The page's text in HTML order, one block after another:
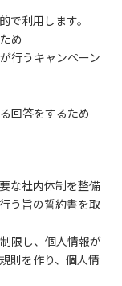
で利用します。
め
行うキャンペーン
回答をするため
な社内体制を整備
う旨の誓約書を取
限し、個人情報が
則を作り、個人情